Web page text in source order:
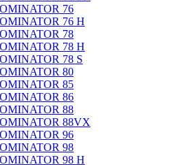
76
76 H
78
78 H
78 S
80
85
86
88
88VX
96
98
98 H